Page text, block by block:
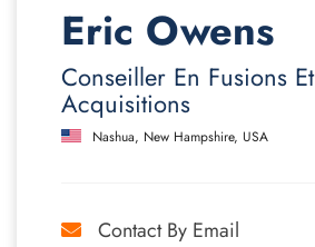
Eric Owens
Conseiller En Fusions Et
Acquisitions
Nashua, New Hampshire, USA
Contact By Email